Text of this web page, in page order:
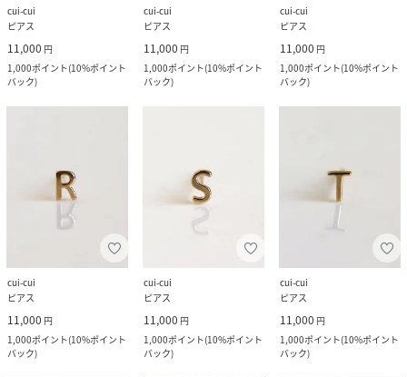
cui-cui
ピアス
11,000 円
1,000ポイント(10%ポイント
バック)
cui-cui
ピアス
11,000 円
1,000ポイント(10%ポイント
バック)
cui-cui
ピアス
11,000 円
1,000ポイント(10%ポイント
バック)
cui-cui
ピアス
11,000 円
1,000ポイント(10%ポイント
バック)
cui-cui
ピアス
11,000 円
1,000ポイント(10%ポイント
バック)
cui-cui
ピアス
11,000 円
1,000ポイント(10%ポイント
バック)